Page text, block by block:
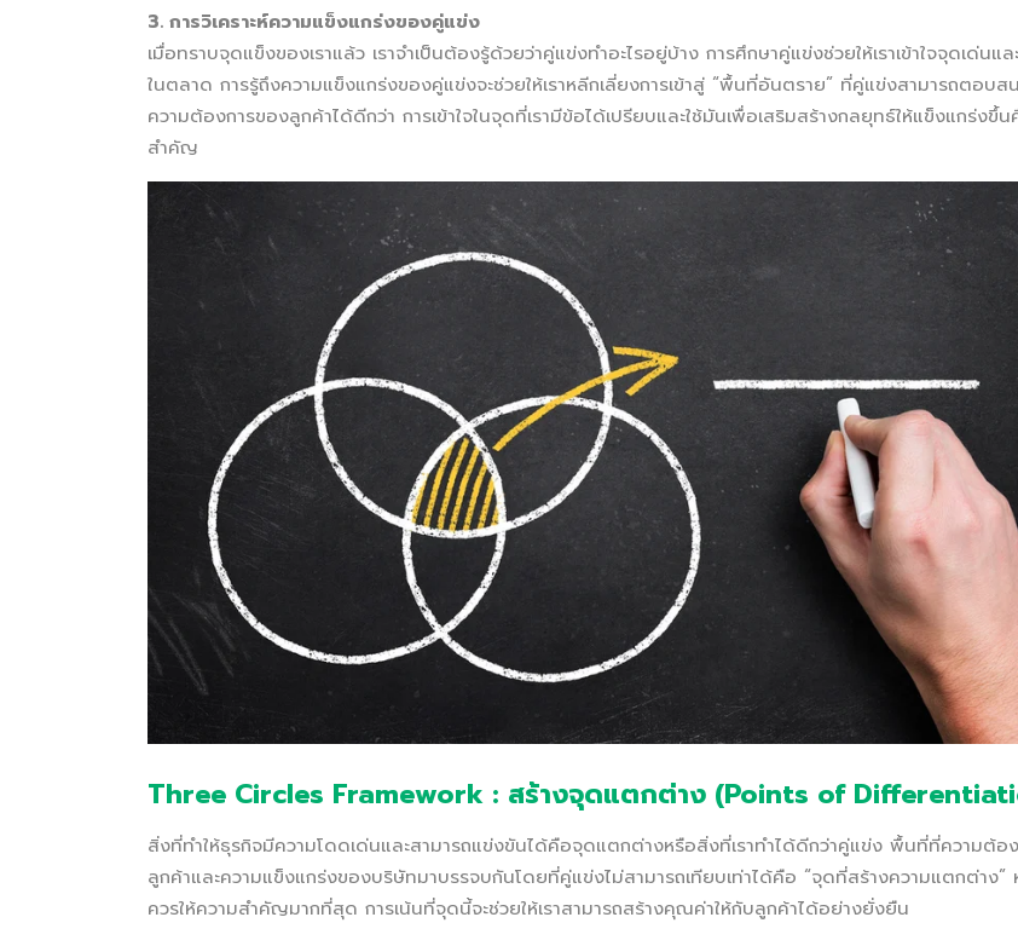
3. การวิเคราะห์ความแข็งแกร่งของคู่แข่ง
เมื่อทราบจุดแข็งของเราแล้ว เราจำเป็นต้องรู้ด้วยว่าคู่แข่งทำอะไรอยู่บ้าง การศึกษาคู่แข่งช่วยให้เราเข้าใจจุดเด่นแ
ในตลาด การรู้ถึงความแข็งแกร่งของคู่แข่งจะช่วยให้เราหลีกเลี่ยงการเข้าสู่ “พื้นที่อันตราย” ที่คู่แข่งสามารถตอบส
ความต้องการของลูกค้าได้ดีกว่า การเข้าใจในจุดที่เรามีข้อได้เปรียบและใช้มันเพื่อเสริมสร้างกลยุทธ์ให้แข็งแกร่งขึ้
สำคัญ
Three Circles Framework : สร้างจุดแตกต่าง (Points of
สิ่งที่ทำให้ธุรกิจมีความโดดเด่นและสามารถแข่งขันได้คือจุดแตกต่างหรือสิ่งที่เราทำได้ดีกว่าคู่แข่ง พื้นที่ที่ความต้อ
ลูกค้าและความแข็งแกร่งของบริษัทมาบรรจบกันโดยที่คู่แข่งไม่สามารถเทียบเท่าได้คือ “จุดที่สร้างความแตกต่าง
ควรให้ความสำคัญมากที่สุด การเน้นที่จุดนี้จะช่วยให้เราสามารถสร้างคุณค่าให้กับลูกค้าได้อย่างยั่งยืน